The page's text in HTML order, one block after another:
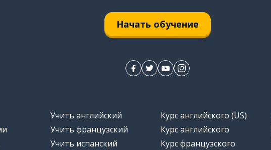
Начать обучение
Учить английский
Учить французский
Учить испанский
Курс английского (US)
Курс английского
Курс французского